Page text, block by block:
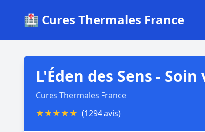
🏥 Cures Thermales France
L'Éden des Sens -
Cures Thermales France
★★★★★ (1294 avis)